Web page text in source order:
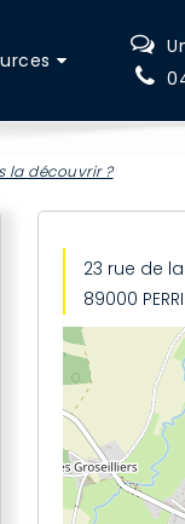
la découvrir ?
23 rue de
89000